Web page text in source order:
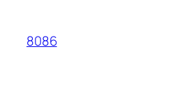
innehåll
8086